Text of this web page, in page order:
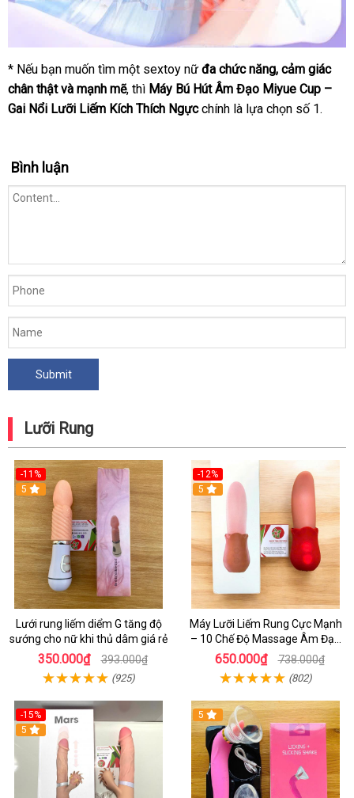
* Nếu bạn muốn tìm một sextoy nữ đa chức năng, cảm giác
chân thật và mạnh mẽ, thì Máy Bú Hút Âm Đạo Miyue Cup –
Gai Nổi Lưỡi Liếm Kích Thích Ngựcchính là lựa chọn số 1.
Bình luận
Lưỡi Rung
-11%
5
Lưới rung liếm diểm G tăng độ
sướng cho nữ khi thủ dâm giá rẻ
350.000₫ 393.000₫
(925)
-12%
5
Máy Lưỡi Liếm Rung Cực Mạnh
– 10 Chế Độ Massage Âm Đạo
Cho Nữ Lên Đỉnh
650.000₫ 738.000₫
(802)
-15%
5
5